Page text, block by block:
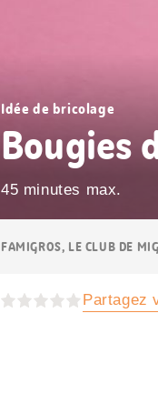
FAMIGROS, LE CLUB DE
Partagez
Idée de bricolage
Bougies
45 minutes max.